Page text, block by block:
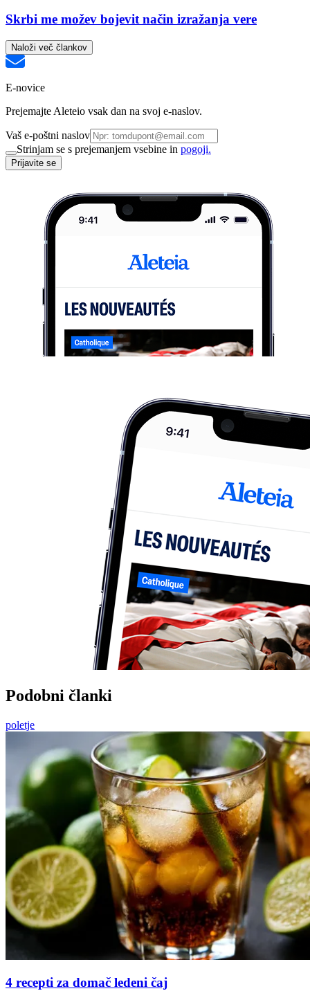
Skrbi me možev bojevit način izražanja vere
Naloži več člankov
E-novice
Prejemajte Aleteio vsak dan na svoj e-naslov.
Vaš e-poštni naslov
Strinjam se s prejemanjem vsebine in pogoji.
Prijavite se
Podobni članki
poletje
4 recepti za domač ledeni čaj